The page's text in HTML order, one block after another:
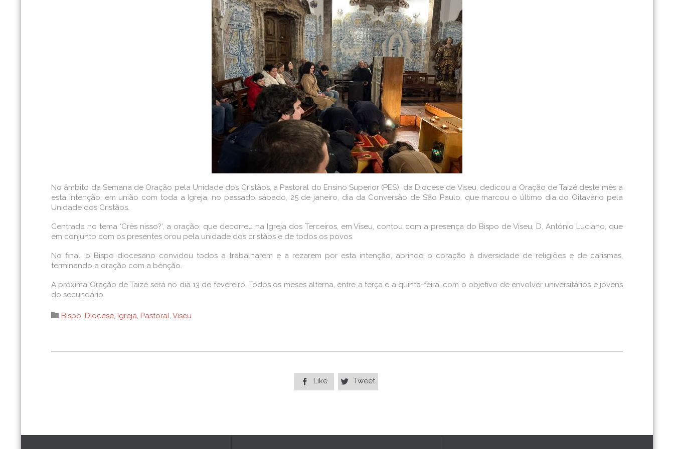
No âmbito da Semana de Oração pela Unidade dos Cristãos, a Pastoral do Ensino Superior (PES), da Diocese de Viseu, dedicou a Oração de Taizé deste mês a
esta intenção, em união com toda a Igreja, no passado sábado, 25 de janeiro, dia da Conversão de São Paulo, que marcou o último dia do Oitavário pela
Unidade dos Cristãos.
Centrada no tema ‘Crês nisso?’, a oração, que decorreu na Igreja dos Terceiros, em Viseu, contou com a presença do Bispo de Viseu, D. António Luciano, que
em conjunto com os presentes orou pela unidade dos cristãos e de todos os povos.
No final, o Bispo diocesano convidou todos a trabalharem e a rezarem por esta intenção, abrindo o coração à diversidade de religiões e de carismas,
terminando a oração com a bênção.
A próxima Oração de Taizé será no dia 13 de fevereiro. Todos os meses alterna, entre a terça e a quinta-feira, com o objetivo de envolver universitários e jovens
do secundário.
 Category
Bispo, Diocese, Igreja, Pastoral, Viseu
 Like  Tweet